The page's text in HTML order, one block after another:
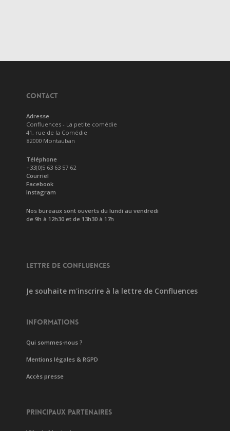
CONTACT
Adresse
Confluences - La petite comédie
41, rue de la Comédie
82000 Montauban
Téléphone
+33(0)5 63 63 57 62
Courriel
Facebook
Instagram
Nos bureaux sont ouverts du lundi au vendredi
de 9h à 12h30 et de 13h30 à 17h
LETTRE DE CONFLUENCES
Je souhaite m'inscrire à la lettre de Confluences
INFORMATIONS
Qui sommes-nous ?
Mentions légales & RGPD
Accès presse
PRINCIPAUX PARTENAIRES